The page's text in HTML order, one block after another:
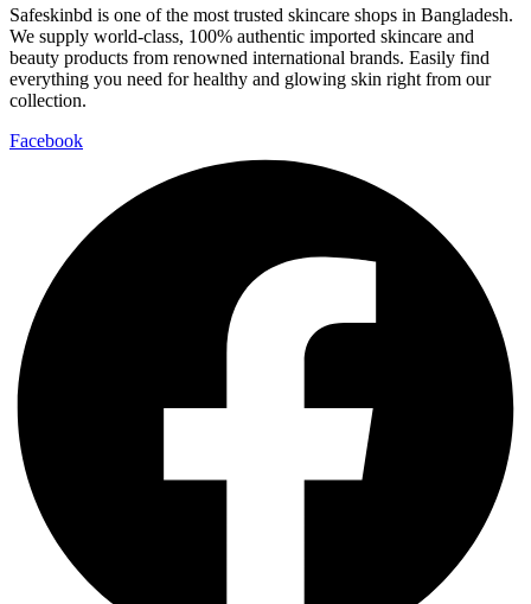
Safeskinbd is one of the most trusted skincare shops in Bangladesh.
We supply world-class, 100% authentic imported skincare and
beauty products from renowned international brands. Easily find
everything you need for healthy and glowing skin right from our
collection.
Facebook